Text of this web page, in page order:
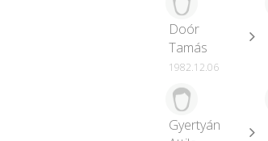
Doór
Tamás
1982.12.06
Gyertyán